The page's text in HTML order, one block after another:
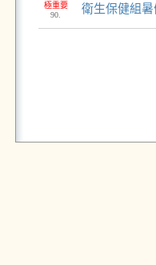
極重要
90.
衛生保健組